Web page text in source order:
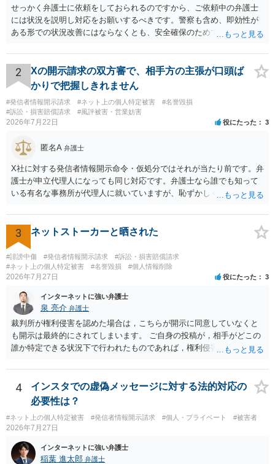
せっかく弁護士に依頼をしておられるのですから、ご依頼中の弁護士
には状況を説明し対応をお願いするべきです。警察も含め、即効性が
ある形での状況改善にはならなくとも、安全確保のためできることは
2
Xの開示請求の双方審で、相手方の主張が口頭ば
かりで把握しきれません
#発信者情報開示請求 #ネット上の個人特定被害
#名誉毀損
#訴訟・損害賠償請求
#風評被害・営業妨害
2026年7月22日 役にたった 3
匿名A 弁護士
X社に対する発信者情報開示命令・仮処分ではそれが当たり前です。弁
護士が申立代理人になっても同じ対応です。弁護士なら誰でも知って
いる有名な事務所が代理人に就いていますが、恥ずかしくないのだろ
3 ネットストーカーと晒された
#誹謗中傷 #発信者情報開示請求
#訴訟・損害賠償請求
#ネット上の個人特定被害
#名誉毀損 #個人情報削除
2026年7月27日 役にたった 3
インターネットに強い弁護士
泉 亮介 弁護士
裁判所が権利侵害を認めた場合は，こちらが開示に同意していなくと
も開示は最終的にされてしまいます。 ご自身の投稿が，相手がどこの
誰か特定できる状況下で行われたものであれば，権利侵害性が認めら
いても，アカウントを特定したうえで，ネットストーカーとして晒し
たのであれば，かかる行為に権利侵害性が認められる可能性はあるで
しょう。
4
インスタでの虚偽メッセージに対する法的対応の
必要性は？
#ネット上の個人特定被害 #発信者情報開示請求 #個人・プライベート #被害者
2026年7月27日
インターネットに強い弁護士
稲葉 進太郎 弁護士